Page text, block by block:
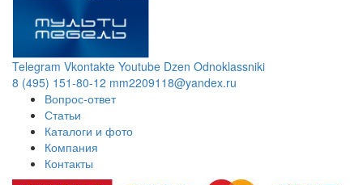
Telegram Vkontakte Youtube Dzen Odnoklassniki
8 (495) 151-80-12 mm2209118@yandex.ru
Вопрос-ответ
Статьи
Каталоги и фото
Компания
Контакты